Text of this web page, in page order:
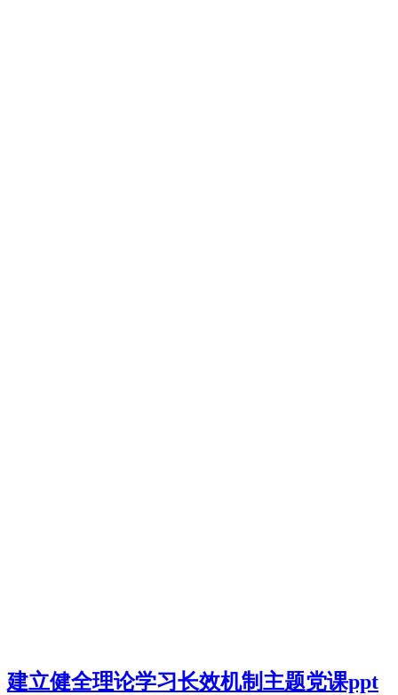
建立健全理论学习长效机制主题党课ppt